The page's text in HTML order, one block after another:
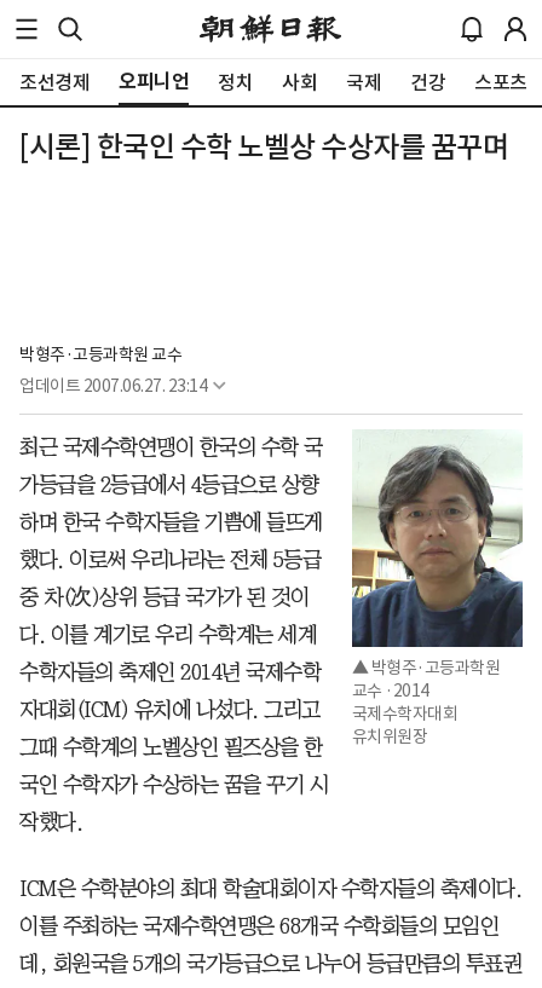
조선경제 오피니언 정치 사회 국제 건강 스포츠
[시론] 한국인 수학 노벨상 수상자를 꿈꾸며
박형주·고등과학원 교수
업데이트 2007.06.27. 23:14
▲ 박형주·고등과학원
교수 ·2014
국제수학자대회
유치위원장
최근 국제수학연맹이 한국의 수학 국
가등급을 2등급에서 4등급으로 상향
하며 한국 수학자들을 기쁨에 들뜨게
했다. 이로써 우리나라는 전체 5등급
중 차(次)상위 등급 국가가 된 것이
다. 이를 계기로 우리 수학계는 세계
수학자들의 축제인 2014년 국제수학
자대회(ICM) 유치에 나섰다. 그리고
그때 수학계의 노벨상인 필즈상을 한
국인 수학자가 수상하는 꿈을 꾸기 시
작했다.
ICM은 수학분야의 최대 학술대회이자 수학자들의 축제이다.
이를 주최하는 국제수학연맹은 68개국 수학회들의 모임인
데, 회원국을 5개의 국가등급으로 나누어 등급만큼의 투표권